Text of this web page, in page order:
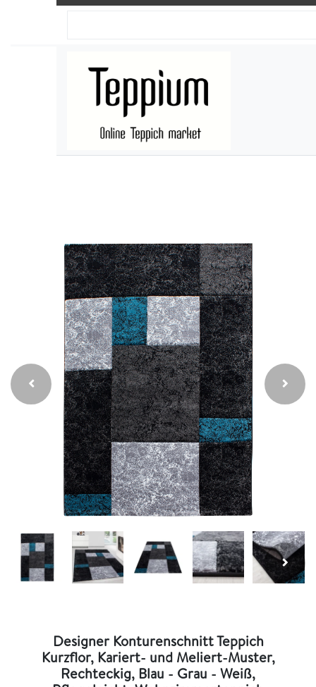
Designer Konturenschnitt Teppich
Kurzflor, Kariert- und Meliert-Muster,
Rechteckig, Blau - Grau - Weiß,